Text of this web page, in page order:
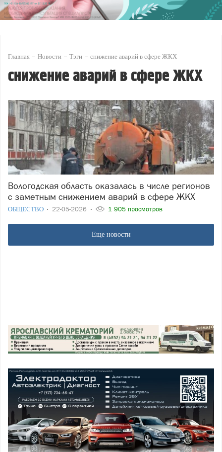
Главная Новости Тэги снижение аварий в сфере ЖКХ
снижение аварий в сфере ЖКХ
Вологодская область оказалась в числе регионов
с заметным снижением аварий в сфере ЖКХ
ОБЩЕСТВО 22-05-2026 1 905 просмотров
Еще новости